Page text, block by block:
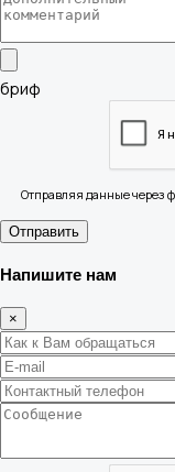
Отправляя данные через
Отправить
Напишите нам
×